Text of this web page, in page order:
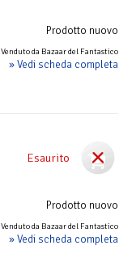
Prodotto nuovo
Venduto da Bazaar del Fantastico
» Vedi scheda completa
Esaurito
Prodotto nuovo
Venduto da Bazaar del Fantastico
» Vedi scheda completa